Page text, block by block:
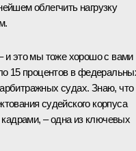
облегчить нагрузку
и это мы тоже хорошо с вами
15 процентов в
судах. Знаю, что
судейского корпуса
– одна из ключевых